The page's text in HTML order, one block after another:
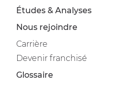
Études & Analyses
Nous rejoindre
Carrière
Devenir franchisé
Glossaire